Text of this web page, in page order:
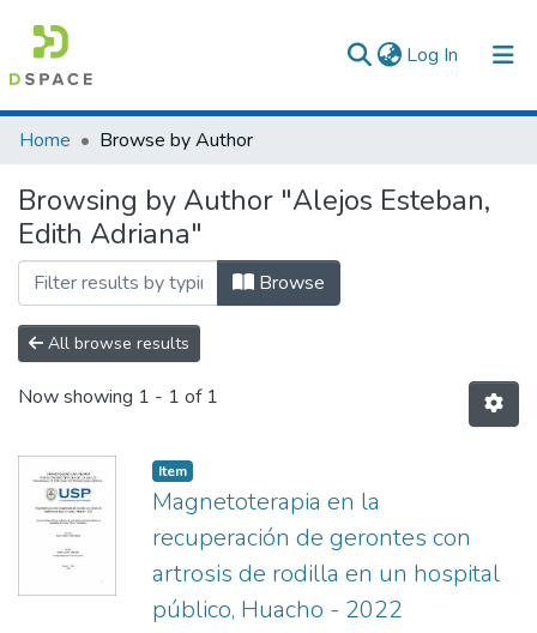
Log In (current)
Communities & Collections
All of DSpace
Home Browse by Author
Browsing by Author "Alejos Esteban,
Edith Adriana"
Browse
All browse results
Now showing 1 - 1 of 1
Item
Magnetoterapia en la
recuperación de gerontes con
artrosis de rodilla en un hospital
público, Huacho - 2022